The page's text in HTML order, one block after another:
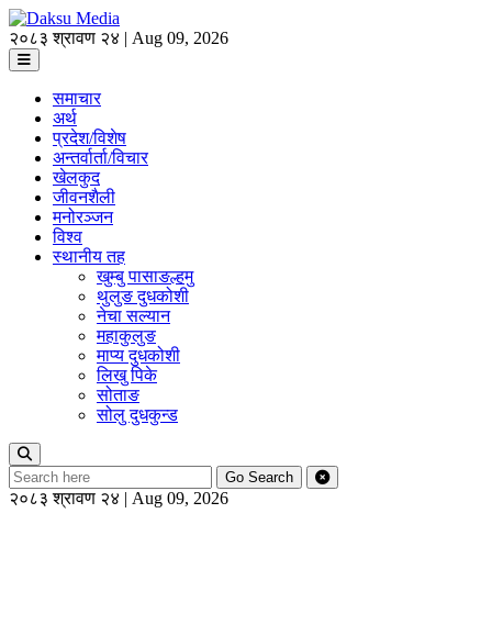
२०८३ श्रावण २४ | Aug 09, 2026
समाचार
अर्थ
प्रदेश/विशेष
अन्तर्वार्ता/विचार
खेलकुद
जीवनशैली
मनोरञ्जन
विश्व
स्थानीय तह
खुम्बु पासाङल्हमु
थुलुङ दुधकोशी
नेचा सल्यान
महाकुलुङ
माप्य दुधकोशी
लिखु पिके
सोताङ
सोलु दुधकुन्ड
Go Search
२०८३ श्रावण २४ | Aug 09, 2026